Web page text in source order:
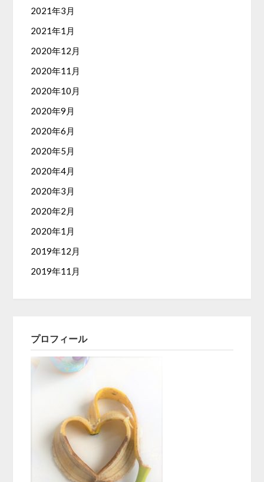
2021年3月
2021年1月
2020年12月
2020年11月
2020年10月
2020年9月
2020年6月
2020年5月
2020年4月
2020年3月
2020年2月
2020年1月
2019年12月
2019年11月
プロフィール